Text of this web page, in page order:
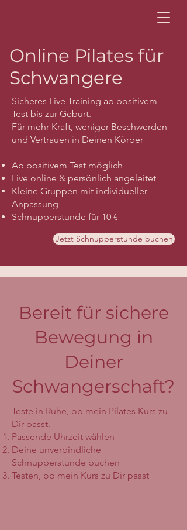
Online Pilates für
Schwangere
Sicheres Live Training ab positivem
Test bis zur Geburt.
Für mehr Kraft, weniger Beschwerden
und Vertrauen in Deinen Körper
Ab positivem Test möglich
Live online & persönlich angeleitet
Kleine Gruppen mit individueller
Anpassung
Schnupperstunde für 10 €
Jetzt Schnupperstunde buchen
Bereit für sichere
Bewegung in
Deiner
Schwangerschaft?
Teste in Ruhe, ob mein Pilates Kurs zu
Dir passt.
Passende Uhrzeit wählen
Deine unverbindliche
Schnupperstunde buchen
Testen, ob mein Kurs zu Dir passt